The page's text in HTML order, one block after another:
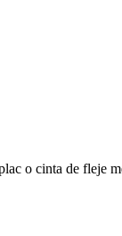
o cinta de fleje